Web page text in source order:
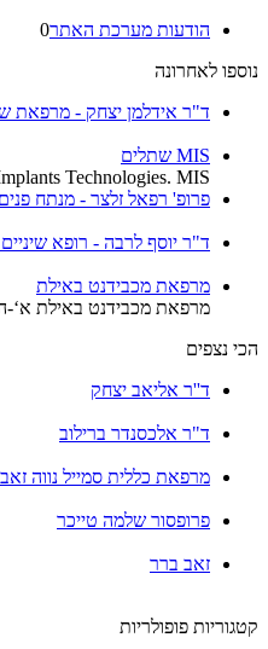
הודעות מערכת האתר0
נוספו לאחרונה
ד"ר אידלמן יצחק - מרפאת
MIS שתלים
Technologies. MIS
פרופ' רפאל זלצר - מנתח
ד"ר יוסף לרבה - רופא
מרפאת מכבידנט באילת
מרפאת מכבידנט באילת א‘-ה‘
הכי נצפים
ד''ר אליאב יצחק
ד"ר אלכסנדר ברילוב
מרפאת כללית סמייל נווה
פרופסור שלמה טייכר
זאב ברר
קטגוריות פופולריות